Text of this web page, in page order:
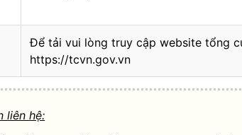
Để tải vui lòng truy cập website tổng
https://tcvn.gov.vn
liên hệ: